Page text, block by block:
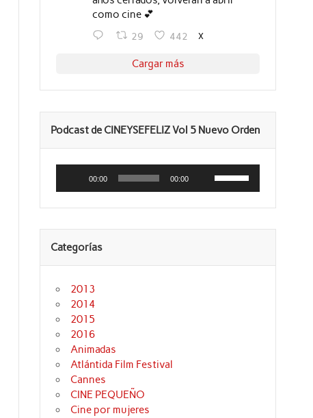
como cine 💕
29 442 X
Cargar más
Podcast de CINEYSEFELIZ Vol 5 Nuevo Orden
Reproductor
audio
00:00 00:00
las
teclas
flecha
para
Categorías
2013
2014
2015
2016
Animadas
Atlántida Film Festival
Cannes
CINE PEQUEÑO
Cine por mujeres